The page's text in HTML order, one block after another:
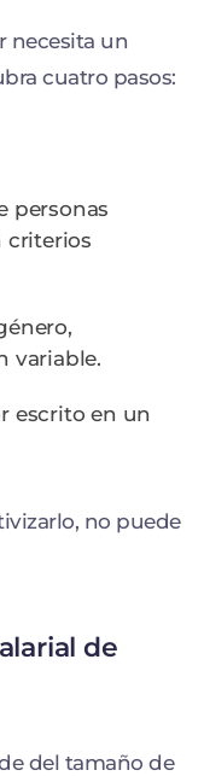
necesita un
cuatro pasos:
personas
criterios
variable.
escrito en un
no puede
de
del tamaño de